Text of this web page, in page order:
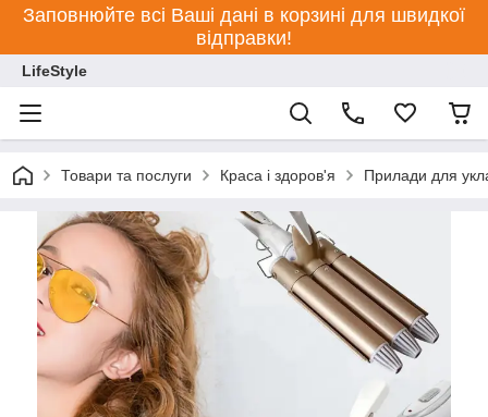
Заповнюйте всі Ваші дані в корзині для швидкої
відправки!
LifeStyle
Товари та послуги Краса і здоров'я Прилади для